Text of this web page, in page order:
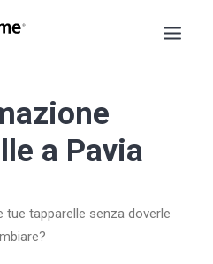
a Pavia
tue tapparelle senza doverle